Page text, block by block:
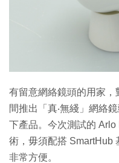
有留意網絡鏡頭的用家
間推出「真‧無綫」網絡
下產品。今次測試的
術，毋須配搭 SmartHub
非常方便。